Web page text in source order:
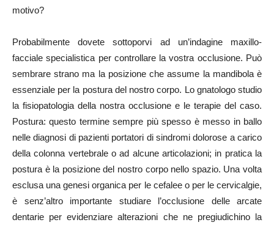
motivo?
Probabilmente dovete sottoporvi ad un’indagine maxillo-
facciale specialistica per controllare la vostra occlusione. Può
sembrare strano ma la posizione che assume la mandibola è
essenziale per la postura del nostro corpo. Lo gnatologo studio
la fisiopatologia della nostra occlusione e le terapie del caso.
Postura: questo termine sempre più spesso è messo in ballo
nelle diagnosi di pazienti portatori di sindromi dolorose a carico
della colonna vertebrale o ad alcune articolazioni; in pratica la
postura è la posizione del nostro corpo nello spazio. Una volta
esclusa una genesi organica per le cefalee o per le cervicalgie,
è senz’altro importante studiare l’occlusione delle arcate
dentarie per evidenziare alterazioni che ne pregiudichino la